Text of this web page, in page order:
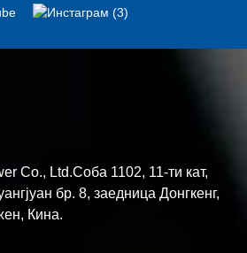
Co., Ltd.Соба 1102, 11-ти кат,
бр. 8, заедница Донгкенг,
Кина.